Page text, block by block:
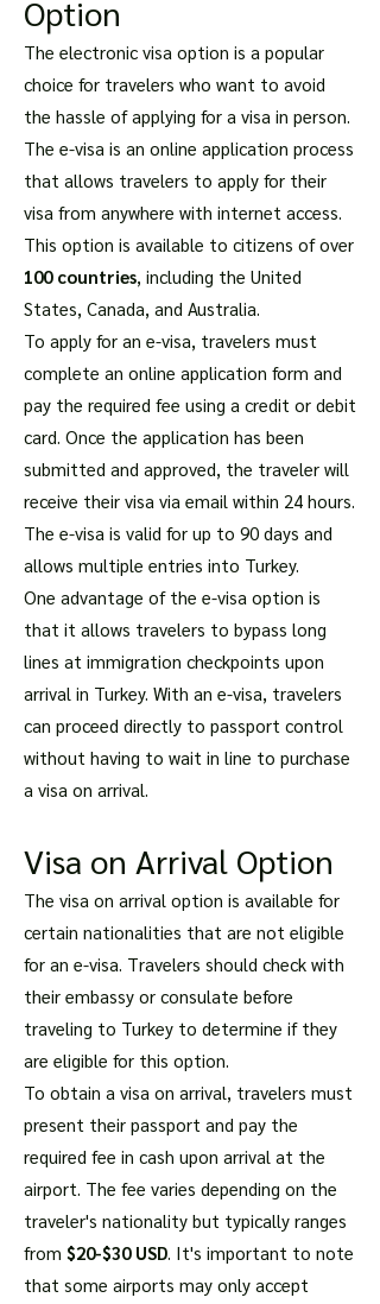
Option
The electronic visa option is a popular
choice for travelers who want to avoid
the hassle of applying for a visa in person.
The e-visa is an online application process
that allows travelers to apply for their
visa from anywhere with internet access.
This option is available to citizens of over
100 countries, including the United
States, Canada, and Australia.
To apply for an e-visa, travelers must
complete an online application form and
pay the required fee using a credit or debit
card. Once the application has been
submitted and approved, the traveler will
receive their visa via email within 24 hours.
The e-visa is valid for up to 90 days and
allows multiple entries into Turkey.
One advantage of the e-visa option is
that it allows travelers to bypass long
lines at immigration checkpoints upon
arrival in Turkey. With an e-visa, travelers
can proceed directly to passport control
without having to wait in line to purchase
a visa on arrival.
Visa on Arrival Option
The visa on arrival option is available for
certain nationalities that are not eligible
for an e-visa. Travelers should check with
their embassy or consulate before
traveling to Turkey to determine if they
are eligible for this option.
To obtain a visa on arrival, travelers must
present their passport and pay the
required fee in cash upon arrival at the
airport. The fee varies depending on the
traveler's nationality but typically ranges
from $20-$30 USD. It's important to note
that some airports may only accept